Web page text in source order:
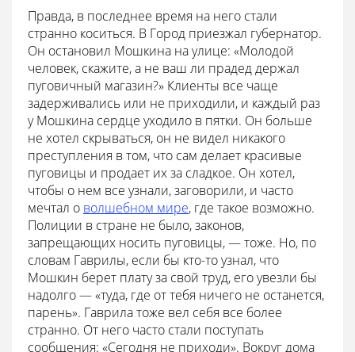
Правда, в последнее время на него стали
странно коситься. В Город приезжал губернатор.
Он остановил Мошкина на улице: «Молодой
человек, скажите, а не ваш ли прадед держал
пуговичный магазин?» Клиенты все чаще
задерживались или не приходили, и каждый раз
у Мошкина сердце уходило в пятки. Он больше
не хотел скрываться, он не видел никакого
преступления в том, что сам делает красивые
пуговицы и продает их за сладкое. Он хотел,
чтобы о нем все узнали, заговорили, и часто
мечтал о волшебном мире, где такое возможно.
Полиции в стране не было, законов,
запрещающих носить пуговицы, — тоже. Но, по
словам Гаврилы, если бы кто-то узнал, что
Мошкин берет плату за свой труд, его увезли бы
надолго — «туда, где от тебя ничего не останется,
парень». Гаврила тоже вел себя все более
странно. От него часто стали поступать
сообщения: «Сегодня не приходи». Вокруг дома